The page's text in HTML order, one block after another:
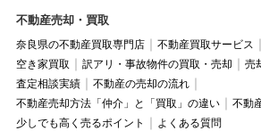
不動産売却・買取
奈良県の不動産買取専門店 不動産買取サービス
空き家買取
訳アリ・事故物件の買取・売却
売
査定相談実績
不動産の売却の流れ
不動産売却方法「仲介」と「買取」の違い
不動
少しでも高く売るポイント
よくある質問